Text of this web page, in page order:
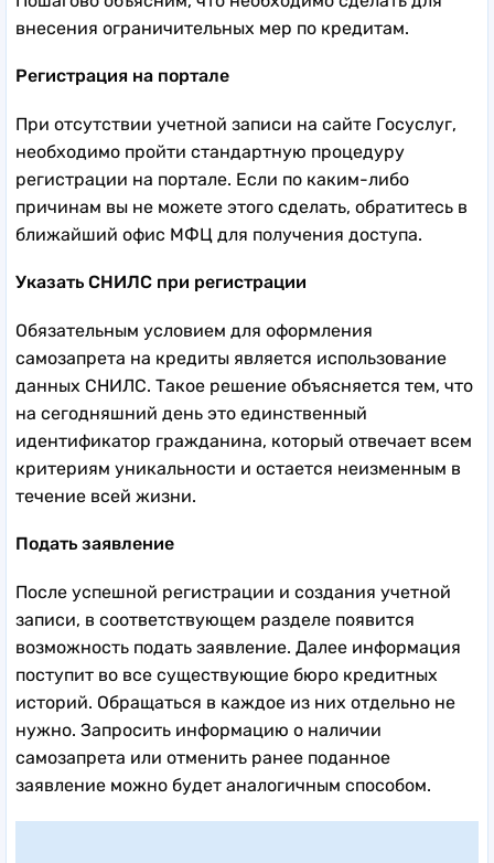
внесения ограничительных мер по кредитам.
Регистрация на портале
При отсутствии учетной записи на сайте Госуслуг,
необходимо пройти стандартную процедуру
регистрации на портале. Если по каким-либо
причинам вы не можете этого сделать, обратитесь в
ближайший офис МФЦ для получения доступа.
Указать СНИЛС при регистрации
Обязательным условием для оформления
самозапрета на кредиты является использование
данных СНИЛС. Такое решение объясняется тем, что
на сегодняшний день это единственный
идентификатор гражданина, который отвечает всем
критериям уникальности и остается неизменным в
течение всей жизни.
Подать заявление
После успешной регистрации и создания учетной
записи, в соответствующем разделе появится
возможность подать заявление. Далее информация
поступит во все существующие бюро кредитных
историй. Обращаться в каждое из них отдельно не
нужно. Запросить информацию о наличии
самозапрета или отменить ранее поданное
заявление можно будет аналогичным способом.